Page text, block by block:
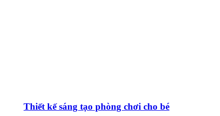
Thiết kế sáng tạo phòng chơi cho bé